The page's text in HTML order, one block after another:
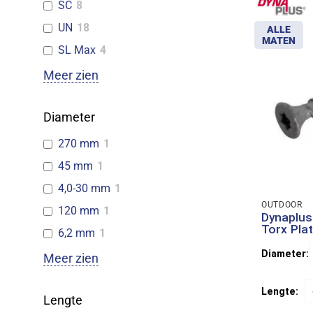
SC 8
UN 18
SL Max 4
Meer zien
Diameter
270 mm 1
45 mm 1
4,0-30 mm 1
120 mm 1
6,2 mm 1
Meer zien
Lengte
ALLE
MATEN
OUTDOOR
Torx
Diameter:
Lengte: